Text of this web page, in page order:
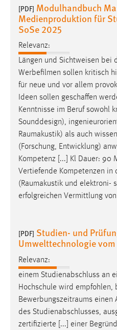
[PDF] Modulhandbuch
Medienproduktion für
SoSe 2025
Relevanz:
Längen und Sichtweisen bei
Werbefilmen sollen kritisch
für neue und vor allem
Ideen sollen geschaffen
Kenntnisse im Beruf sowohl
Sounddesign),
Raumakustik) als auch
(Forschung, Entwicklung)
Kompetenz [...] Kl Dauer: 90
Vertiefende Kompetenzen in
(Raumakustik und elektroni-
erfolgreichen Vermittlung
[PDF] Studien- und
Umwelttechnologie vom
Relevanz:
einem Studienabschluss an
Hochschule wird empfohlen,
Bewerbungszeitraums einen
des Studienabschlusses,
zertifizierte [...] einer
Name:
site-language-preference
Das Cookie speichert die
Cookie Laufzeit:
Chat
Name:
chat-frame-style-
Zweck:
Wird benötigt um die
Cookie Laufzeit:
Jahre, MIBEW_UserID = 1
Login
Name:
fe_user, be_user,
Zweck:
Dieser Cookie ist